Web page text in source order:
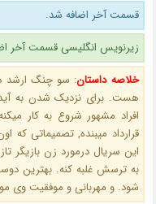
قسمت آخر اضافه شد.
زیرنویس انگلیسی قسمت آخر
خلاصه داستان: سو چنگ ارشد
هست. برای نزدیک شدن به
افراد مشهور شروع به کار
قرارداد میبنده, تصمیماتی که
این سریال درمورد زن بازیگر
به ترسش غلبه کنه. بهترین
شود. و مهربانی و موفقیت وی